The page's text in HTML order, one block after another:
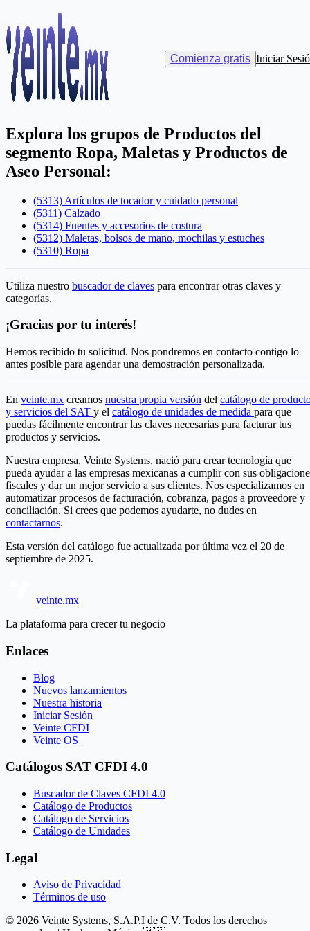
Comienza gratis Iniciar
Catálogo de Productos del SAT
CFDI 4.0
Explora los grupos de Productos del
segmento Ropa, Maletas y Productos de
Aseo Personal:
(5313) Artículos de tocador y cuidado personal
(5311) Calzado
(5314) Fuentes y accesorios de costura
(5312) Maletas, bolsos de mano, mochilas y estuches
(5310) Ropa
Utiliza nuestro buscador de claves para encontrar otras claves y
categorías.
¡Gracias por tu interés!
Hemos recibido tu solicitud. Nos pondremos en contacto contigo lo
antes posible para agendar una demostración personalizada.
En veinte.mx creamos nuestra propia versión del catálogo de
y servicios del SAT y el catálogo de unidades de medida para que
puedas fácilmente encontrar las claves necesarias para facturar tus
productos y servicios.
Nuestra empresa, Veinte Systems, nació para crear tecnología que
pueda ayudar a las empresas mexicanas a cumplir con sus
fiscales y dar un mejor servicio a sus clientes. Nos especializamos en
automatizar procesos de facturación, cobranza, pagos a proveedore y
conciliación. Si crees que podemos ayudarte, no dudes en
contactarnos.
Esta versión del catálogo fue actualizada por última vez el 20 de
septiembre de 2025.
veinte.mx
La plataforma para crecer tu negocio
Enlaces
Blog
Nuevos lanzamientos
Nuestra historia
Iniciar Sesión
Veinte CFDI
Veinte OS
Catálogos SAT CFDI 4.0
Buscador de Claves CFDI 4.0
Catálogo de Productos
Catálogo de Servicios
Catálogo de Unidades
Legal
Aviso de Privacidad
Términos de uso
© 2026 Veinte Systems, S.A.P.I de C.V. Todos los derechos